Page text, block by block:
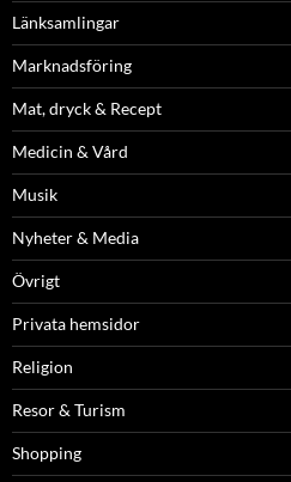
Länksamlingar
Marknadsföring
Mat, dryck & Recept
Medicin & Vård
Musik
Nyheter & Media
Övrigt
Privata hemsidor
Religion
Resor & Turism
Shopping